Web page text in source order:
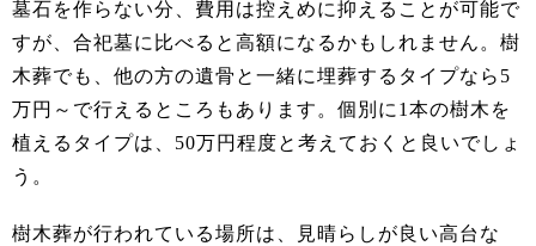
墓石を作らない分、費用は控えめに抑えることが可能で
すが、合祀墓に比べると高額になるかもしれません。樹
木葬でも、他の方の遺骨と一緒に埋葬するタイプなら5
万円～で行えるところもあります。個別に1本の樹木を
植えるタイプは、50万円程度と考えておくと良いでしょ
う。
樹木葬が行われている場所は、見晴らしが良い高台な